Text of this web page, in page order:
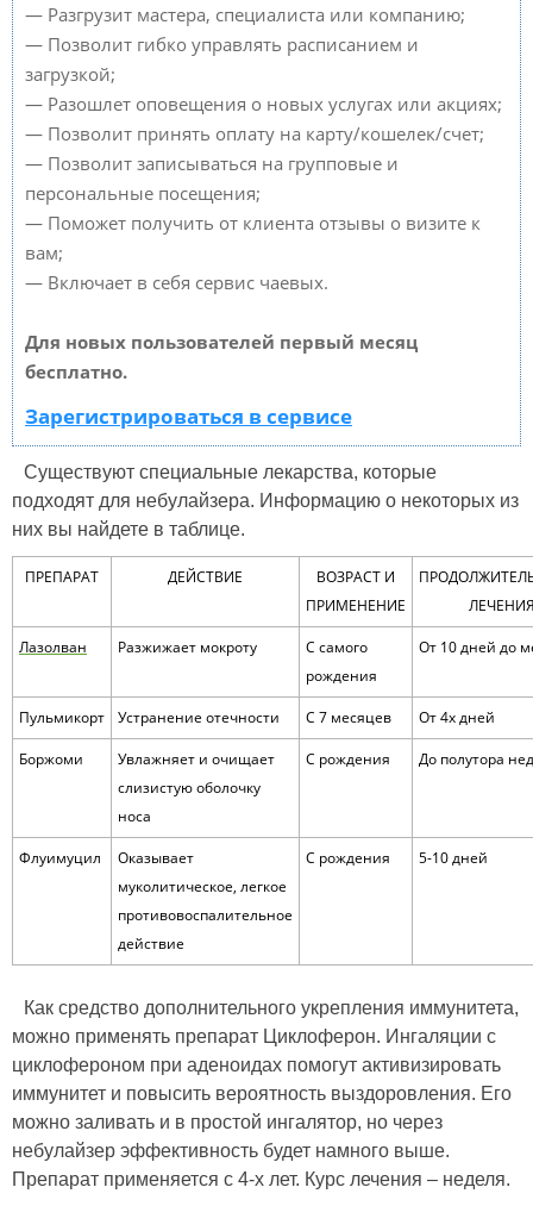
— Разгрузит мастера, специалиста или компанию;
— Позволит гибко управлять расписанием и
загрузкой;
— Разошлет оповещения о новых услугах или акциях;
— Позволит принять оплату на карту/кошелек/счет;
— Позволит записываться на групповые и
персональные посещения;
— Поможет получить от клиента отзывы о визите к
вам;
— Включает в себя сервис чаевых.
Для новых пользователей первый месяц
бесплатно.
Зарегистрироваться в сервисе
Существуют специальные лекарства, которые
подходят для небулайзера. Информацию о некоторых из
них вы найдете в таблице.
ПРЕПАРАТ ДЕЙСТВИЕ
ВОЗРАСТ И
ПРИМЕНЕНИЕ
Лазолван Разжижает мокроту
С самого
рождения
От 10 дней до
Пульмикорт Устранение отечности С 7 месяцев От 4х дней
Боржоми
Увлажняет и очищает
слизистую оболочку
носа
С рождения До полутора
Флуимуцил
Оказывает
муколитическое, легкое
противовоспалительное
действие
С рождения 5-10 дней
Как средство дополнительного укрепления иммунитета,
можно применять препарат Циклоферон. Ингаляции с
циклофероном при аденоидах помогут активизировать
иммунитет и повысить вероятность выздоровления. Его
можно заливать и в простой ингалятор, но через
небулайзер эффективность будет намного выше.
Препарат применяется с 4-х лет. Курс лечения – неделя.